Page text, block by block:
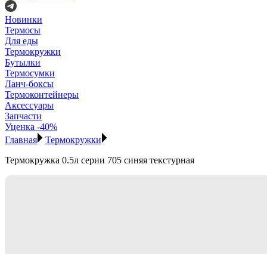
Новинки
Термосы
Для еды
Термокружки
Бутылки
Термосумки
Ланч-боксы
Термоконтейнеры
Аксессуары
Запчасти
Уценка -40%
Главная
Термокружки
Термокружка 0.5л серии 705 синяя текстурная